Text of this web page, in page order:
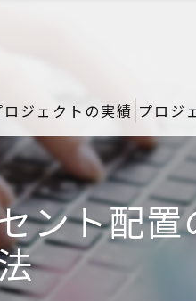
ロジェクトの実績 プロジ
ント配